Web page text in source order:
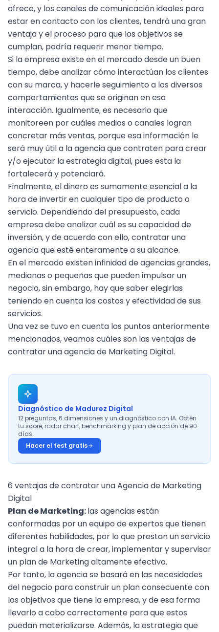
ofrece, y los canales de comunicación ideales para
estar en contacto con los clientes, tendrá una gran
ventaja y el proceso para que los objetivos se
cumplan, podría requerir menor tiempo.
Si la empresa existe en el mercado desde un buen
tiempo, debe analizar cómo interactúan los clientes
con su marca, y hacerle seguimiento a los diversos
comportamientos que se originan en esa
interacción. Igualmente, es necesario que
monitoreen por cuáles medios o canales logran
concretar más ventas, porque esa información le
será muy útil a la agencia que contraten para crear
y/o ejecutar laestrategia digital, pues esta la
fortalecerá y potenciará.
Finalmente, el dinero es sumamente esencial a la
hora de invertir en cualquier tipo de producto o
servicio. Dependiendo del presupuesto, cada
empresa debe analizar cuál es su capacidad de
inversión, y de acuerdo con ello, contratar una
agencia que esté enteramente a su alcance.
En el mercado existen infinidad de agencias grandes,
medianas o pequeñas que pueden impulsar un
negocio, sin embargo, hay que saber elegirlas
teniendo en cuenta los costos y efectividad de sus
servicios.
Una vez se tuvo en cuenta los puntos anteriormente
mencionados, veamos cuáles son las ventajas de
contratar una agencia de Marketing Digital.
Diagnóstico de Madurez Digital
12 preguntas, 6 dimensiones y un diagnóstico con IA. Obtén
tu score, radar chart, benchmarking y plan de acción de 90
días.
Hacer el test gratis
6 ventajas de contratar una Agencia de Marketing
Digital
Plan de Marketing:las agencias están
conformadas por un equipo de expertos que tienen
diferentes habilidades, por lo que prestan un servicio
integral a la hora de crear, implementar y supervisar
un plan de Marketing altamente efectivo.
Por tanto, la agencia se basará en las necesidades
del negocio para construir un plan consecuente con
los objetivos que tiene la empresa, y de esa forma
llevarlo a cabo correctamente para que estos
puedan materializarse. Además, la estrategia que